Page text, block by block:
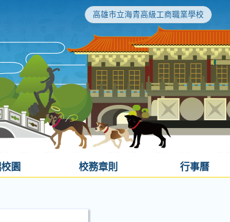
高雄市立海青高級工商職業學校
園 校務章則 行事曆